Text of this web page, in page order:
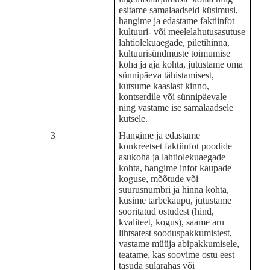
esitame samalaadseid küsimusi,
hangime ja edastame faktiinfot
kultuuri- või meelelahutusasutuse
lahtiolekuaegade, piletihinna,
kultuurisündmuste toimumise
koha ja aja kohta, jutustame oma
sünnipäeva tähistamisest,
kutsume kaaslast kinno,
kontserdile või sünnipäevale
ning vastame ise samalaadsele
kutsele.
3
Hangime ja edastame
konkreetset faktiinfot poodide
asukoha ja lahtiolekuaegade
kohta, hangime infot kaupade
koguse, mõõtude või
suurusnumbri ja hinna kohta,
küsime tarbekaupu, jutustame
sooritatud ostudest (hind,
kvaliteet, kogus), saame aru
lihtsatest sooduspakkumistest,
vastame müüja abipakkumisele,
teatame, kas soovime ostu eest
tasuda sularahas või